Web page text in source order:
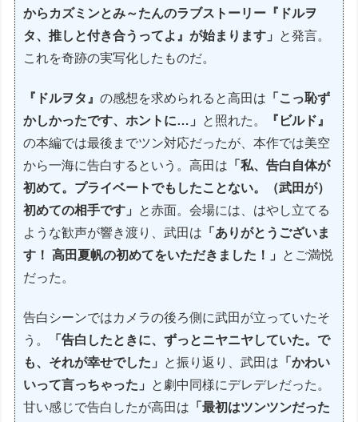
からカズミンとみ～たんのラブストーリー『ドルヲ
タ、推しと付き合うってよ』が始まります」
と発言。
これを奇跡の実写化したものだ。
『ドルヲタ』の感想を求められると高田は 「こっ恥ず
かしかったです、ホントに…」
と照れた。
『ビルド』
の本編では最後までツン対応だったが、本作では美空
から一海に告白するという。高田は 「私、告白自体が
初めて。プライベートでもしたことない。（武田が）
初めての相手です」
と赤面。会場には、はやし立てる
ような歓声が響き渡り、武田は 「ありがとうございま
す！ 高田夏帆の初めてをいただきました！」
とご満悦
だった。
告白シーンではカメラの後ろ側に武田が立っていたそ
う。
「告白したときに、ずっとニヤニヤしていた。で
も、それが幸せでした」
と振り返り、武田は 「かわい
いって言っちゃった」
と劇中同様にデレデレだった。
甘い感じで告白したが高田は 「最初はツンツンだった